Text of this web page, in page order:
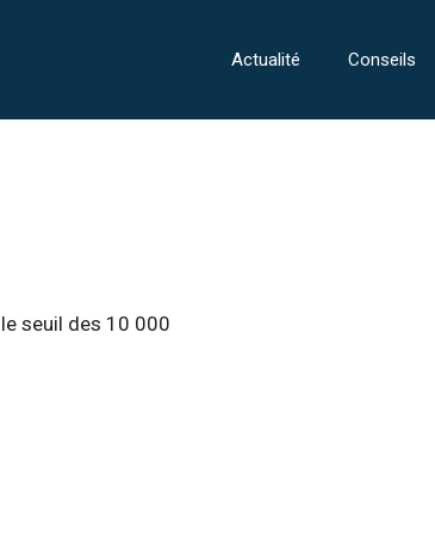
Actualité Conseils